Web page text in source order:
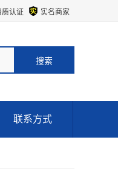
质认证 实名商家
联系方式